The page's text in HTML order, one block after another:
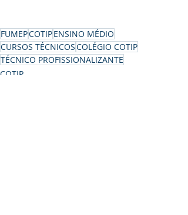
FUMEPCOTIPENSINO MÉDIO
CURSOS TÉCNICOSCOLÉGIO COTIP
TÉCNICO PROFISSIONALIZANTE
COTIP